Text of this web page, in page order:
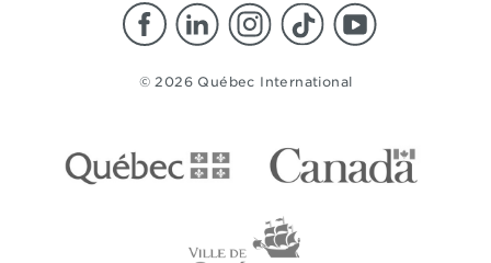
© 2026 Québec International